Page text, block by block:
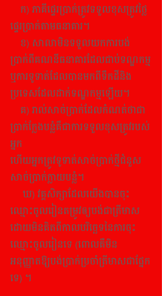
ក) ភាគីផ្ទេរប្រាក់ត្រូវទទួលខុសត្រូវថ្លៃ
ផ្ទេរប្រាក់តាមធនាគារ។
​ ខ) សាលាមិនទទួលយកការបង់
ប្រាក់ពីគណនីធនាគារដែលជាប់ទណ្ឌកម្ម
ឬការទូទាត់ដែលបានមកពីទឹកដីនិង
ប្រទេសដែលដាក់ទណ្ឌកម្មឡើយ។
គ) រាល់សាច់ប្រាក់ដែលកំណត់ថាជា
ប្រាក់ក្លែងបន្លំគឺជាការទទួលខុសត្រូវរបស់
អ្នក
ហើយអ្នកត្រូវទូទាត់សាច់ប្រាក់ថ្មីជំនួស
សាច់ប្រាក់ក្លាយបន្លំ។
ឃ)វគ្គសិក្សាដែលយើងបានចុះ
ឈ្មោះចូលរៀនតម្រូវឲ្យបង់ជាត្រីមាស
ដោយមិនគិតពីកាលបរិច្ឆេទនៃការចុះ
ឈ្មោះចូលរៀនទេ (ពោលគឺមិន
អនុញ្ញាតឱ្យបង់ប្រាក់ប្រចាំត្រីមាសជាផ្នែក
ទេ) ។